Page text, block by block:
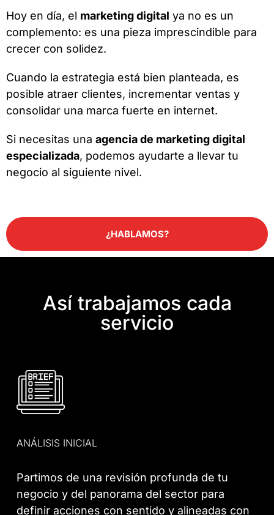
Hoy en día, el marketing digital ya no es un
complemento: es una pieza imprescindible para
crecer con solidez.
Cuando la estrategia está bien planteada, es
posible atraer clientes, incrementar ventas y
consolidar una marca fuerte en internet.
Si necesitas una agencia de marketing digital
especializada, podemos ayudarte a llevar tu
negocio al siguiente nivel.
¿HABLAMOS?
Así trabajamos cada
servicio
ANÁLISIS INICIAL
Partimos de una revisión profunda de tu
negocio y del panorama del sector para
definir acciones con sentido y alineadas con